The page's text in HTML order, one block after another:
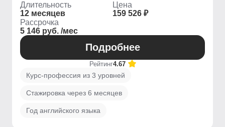
Длительность
12 месяцев
Цена
159 526 ₽
Рассрочка
5 146 руб. /мес
Подробнее
Рейтинг4.67
Курс-профессия из 3 уровней
Стажировка через 6 месяцев
Год английского языка